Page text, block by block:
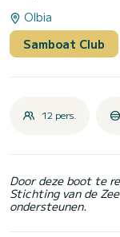
Olbia
Samboat Club
12 pers.
Door deze boot te
Stichting van de
ondersteunen.